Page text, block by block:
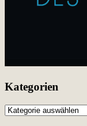
Kategorien
Kategorien